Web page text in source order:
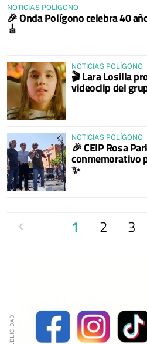
NOTICIAS POLÍGONO
🎉 Onda Polígono celebra 40
🎸
NOTICIAS POLÍGONO
🎬 Lara Losilla
videoclip del
NOTICIAS POLÍGONO
🎉 CEIP Rosa
conmemorativo
✨
1 2 3